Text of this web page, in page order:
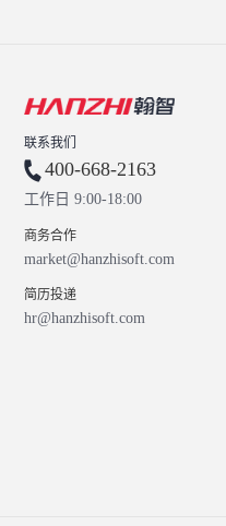
联系我们
400-668-2163
工作日 9:00-18:00
商务合作
market@hanzhisoft.com
简历投递
hr@hanzhisoft.com